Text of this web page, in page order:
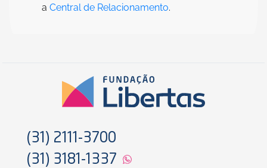
a Central de Relacionamento.
(31) 2111-3700
(31) 3181-1337